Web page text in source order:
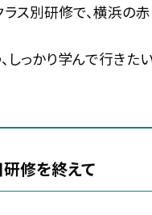
ス別研修で、横浜の
しっかり学んで行きたい
修を終えて